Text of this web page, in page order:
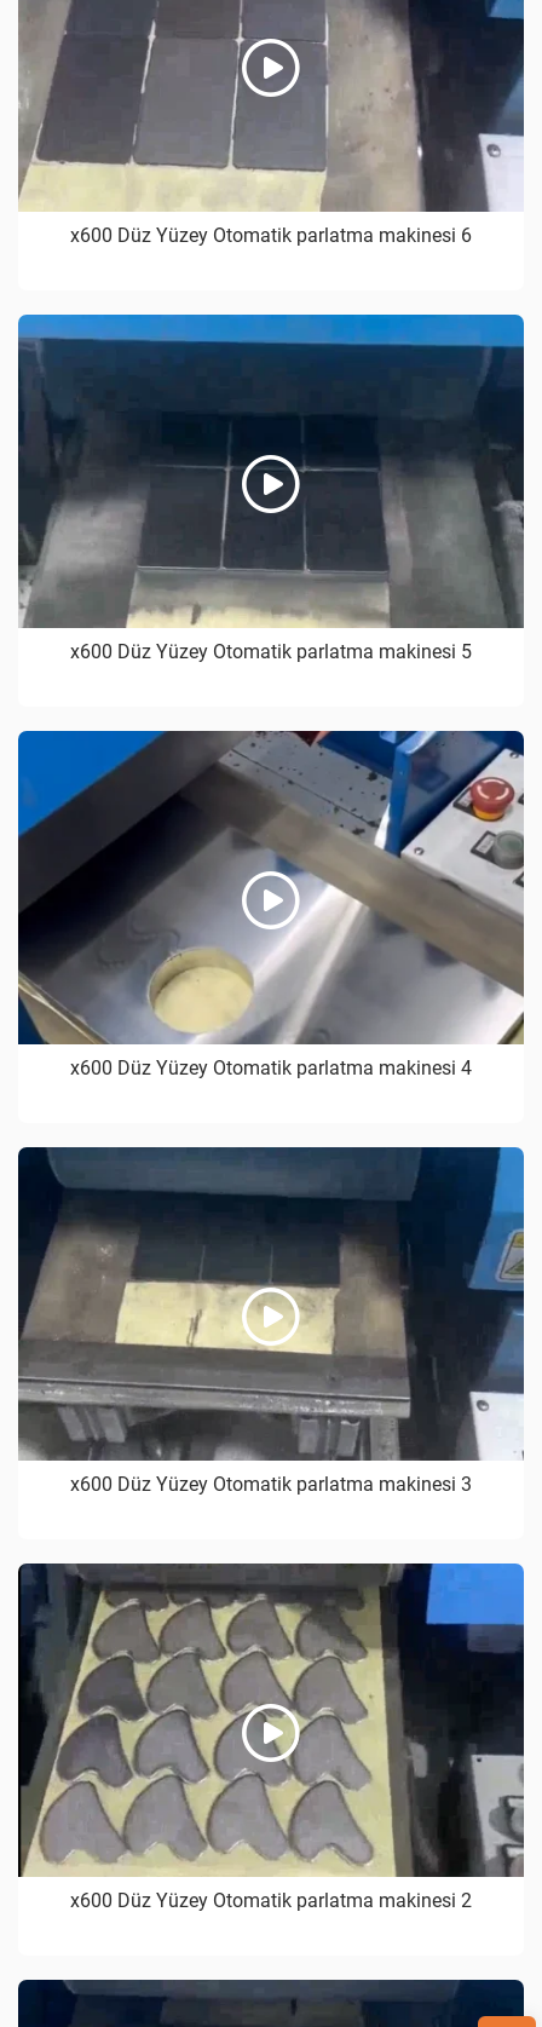
x600 Düz Yüzey Otomatik parlatma makinesi 6
x600 Düz Yüzey Otomatik parlatma makinesi 5
x600 Düz Yüzey Otomatik parlatma makinesi 4
x600 Düz Yüzey Otomatik parlatma makinesi 3
x600 Düz Yüzey Otomatik parlatma makinesi 2